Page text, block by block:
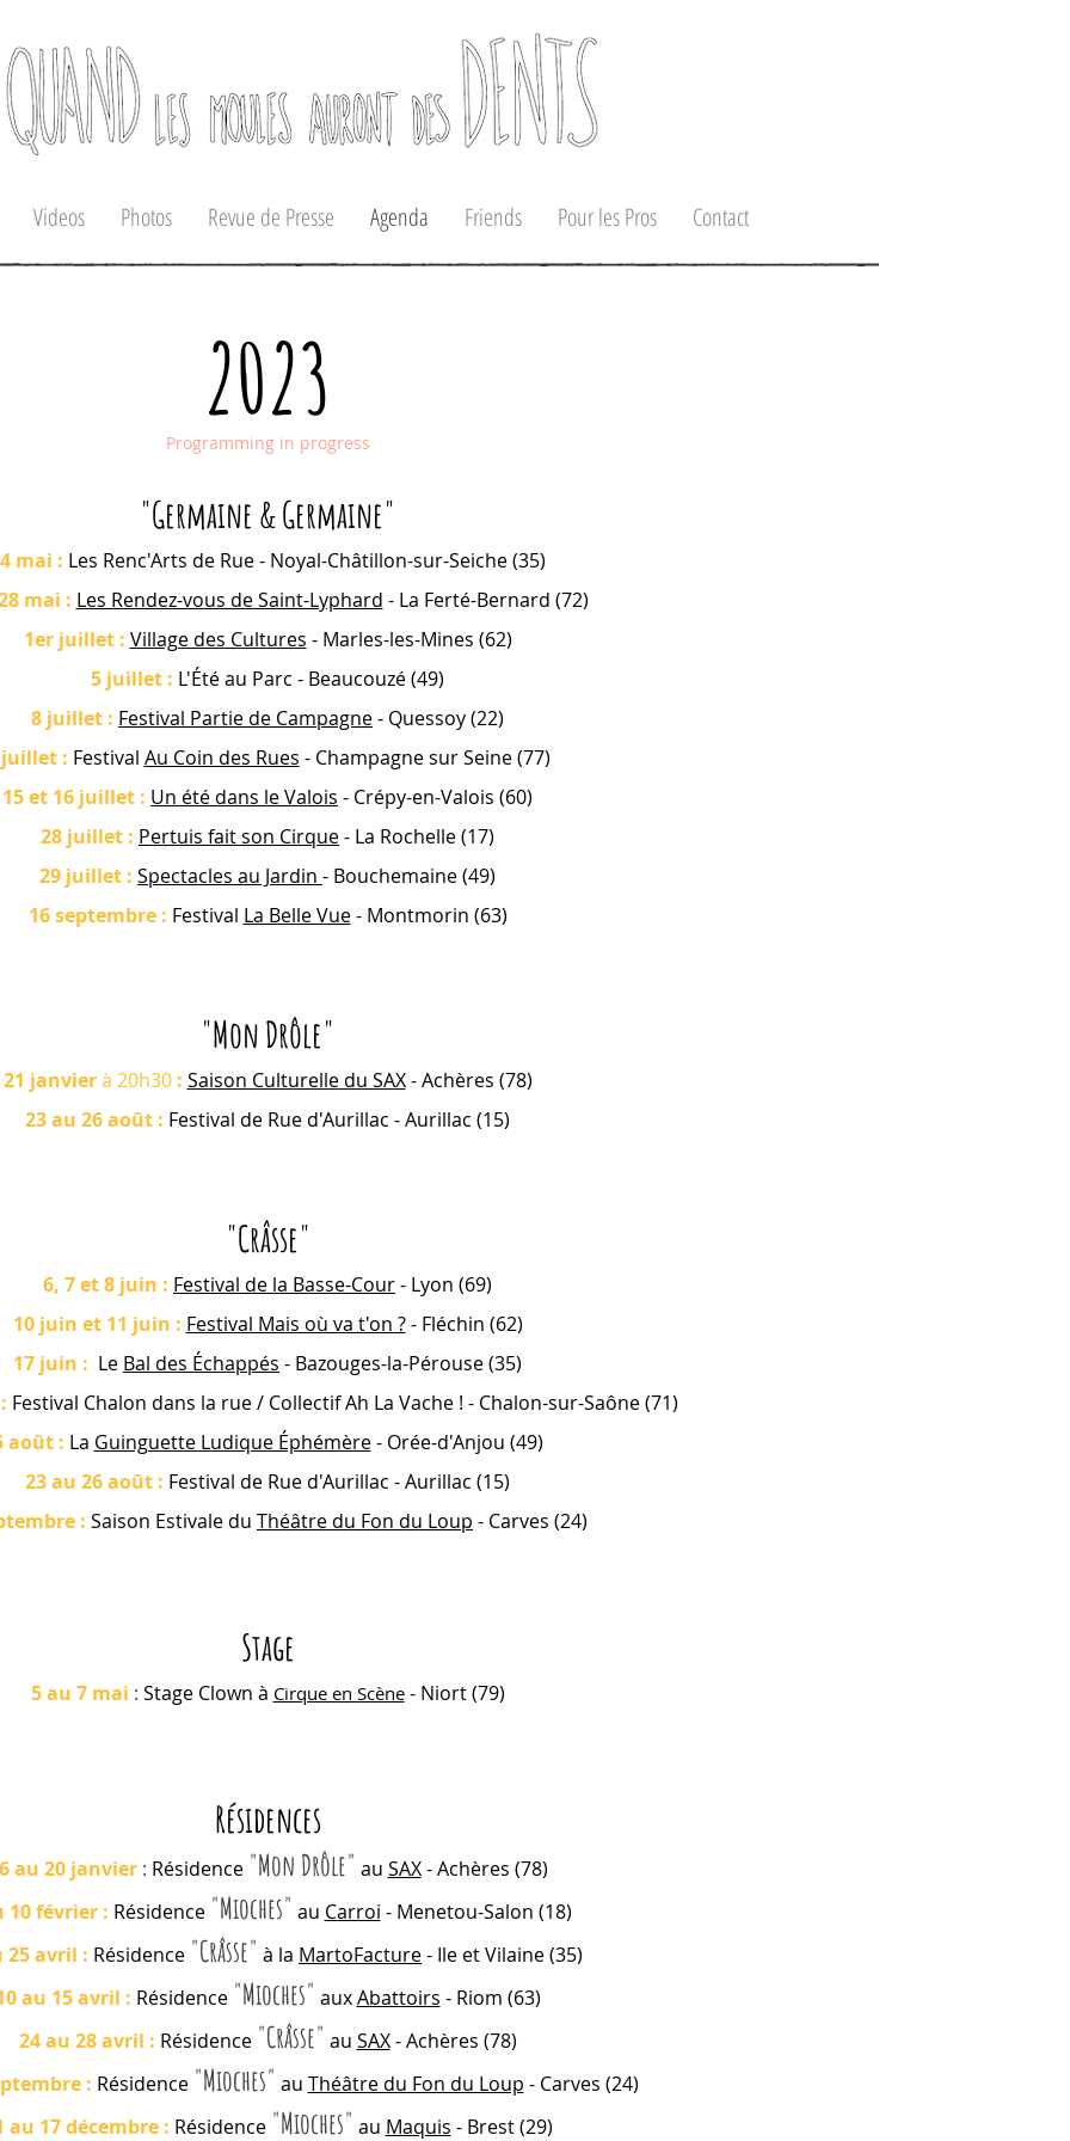
Videos Photos Revue de Presse Agenda Friends Pour les Pros Contact
2023
Programming in progress
"Germaine &Germaine"
mai : Les Renc'Arts de Rue - Noyal-Châtillon-sur-Seiche (35)
mai : Les Rendez-vous de Saint-Lyphard - La Ferté-Bernard (72)
1er juillet: Village des Cultures - Marles-les-Mines (62)
5 juillet : L'Été au Parc - Beaucouzé (49)
8 juillet : Festival Partie de Campagne- Quessoy (22)
juillet: Festival Au Coin des Rues - Champagne sur Seine (77)
15 et 16 juillet : Un été dans le Valois - Crépy-en-Valois (60)
28 juillet : Pertuis fait son Cirque- La Rochelle (17)
29 juillet : Spectacles au Jardin - Bouchemaine (49)
16 septembre : Festival La Belle Vue- Montmorin (63)
"Mon Drôle"
21 janvierà 20h30: Saison Culturelle du SAX- Achères (78)
23 au 26 août : Festival de Rue d'Aurillac - Aurillac (15)
"Crâsse"
6, 7 et 8 juin : Festival de la Basse-Cour- Lyon (69)
10 juin et 11 juin : Festival Mais où va t'on ?- Fléchin (62)
17 juin : Le Bal des Échappés - Bazouges-la-Pérouse (35)
Festival Chalon dans la rue / Collectif Ah La Vache ! - Chalon-sur-Saône (71)
août : La Guinguette Ludique Éphémère- Orée-d'Anjou (49)
23 au 26 août : Festival de Rue d'Aurillac - Aurillac (15)
: Saison Estivale du Théâtre du Fon du Loup - Carves (24)
Stage
5 au 7 mai : StageClown à Cirque en Scène- Niort (79)
Résidences
au 20 janvier: Résidence "Mon Drôle" au SAX- Achères (78)
10 février : Résidence "Mioches" au Carroi - Menetou-Salon (18)
25 avril : Résidence "Crâsse" à la MartoFacture- Ile et Vilaine (35)
au 15 avril : Résidence "Mioches" auxAbattoirs - Riom (63)
24 au 28 avril : Résidence "Crâsse" au SAX- Achères (78)
: Résidence "Mioches" au Théâtre du Fon du Loup - Carves (24)
au 17 décembre : Résidence "Mioches" au Maquis - Brest (29)